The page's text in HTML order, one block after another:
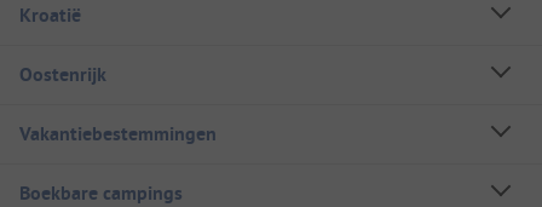
Kroatië
Oostenrijk
Vakantiebestemmingen
Boekbare campings